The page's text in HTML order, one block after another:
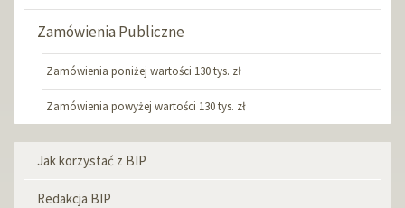
Zamówienia Publiczne
Zamówienia poniżej wartości 130 tys. zł
Zamówienia powyżej wartości 130 tys. zł
Menu
Jak korzystać z BIP
Redakcja BIP